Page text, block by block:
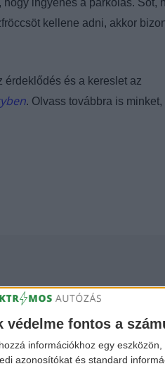
védelme fontos a
információkhoz egy
azonosítókat és standard
ingyenes a parkolás. Sőt,
kellene adni, akkor
érdeklődés és a kereslet az
. Olvass továbbra is minket,